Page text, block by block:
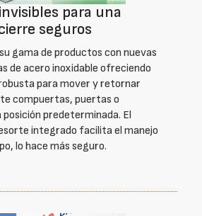
para una
seguros
gama de productos con nuevas
de acero inoxidable ofreciendo
para mover y retornar
compuertas, puertas o
predeterminada. El
integrado facilita el manejo
lo hace más seguro.